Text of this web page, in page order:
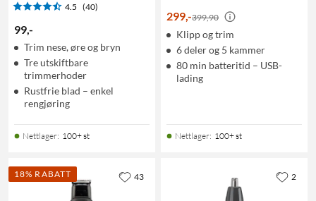
4.5 (40)
99,-
Trim nese, øre og bryn
Tre utskiftbare
trimmerhoder
Rustfrie blad – enkel
rengjøring
Nettlager: 100+ st
299,-399,90
Klipp og trim
6 deler og 5 kammer
80 min batteritid – USB-
lading
Nettlager: 100+ st
18% RABATT 43 2